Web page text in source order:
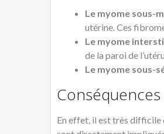
Le myome sous-
utérine. Ces
Le myome
de la paroi de
Le myome sous-
Conséquences
En effet, il est très difficile